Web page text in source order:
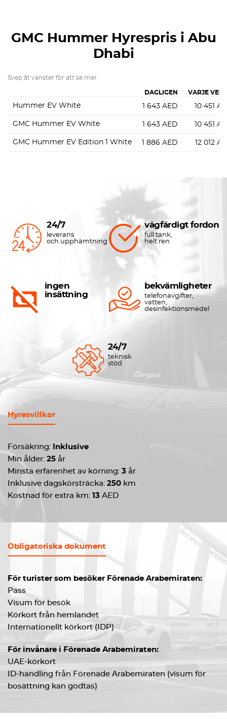
GMC Hummer Hyrespris i Abu
Dhabi
Svep åt vänster för att se mer
DAGLIGEN VARJE
Hummer EV White 1 643 AED 10 451
GMC Hummer EV White 1 643 AED 10 451
GMC Hummer EV Edition 1 White 1 886 AED 12 012
24/7
leverans
och upphämtning
vägfärdigt fordon
full tank,
helt ren
ingen
insättning
bekvämligheter
telefonavgifter,
vatten,
desinfektionsmedel
24/7
teknisk
stöd
Hyresvillkor
Försäkring:
Inklusive
Min ålder: 25 år
Minsta erfarenhet av körning: 3 år
Inklusive dagskörsträcka: 250 km
Kostnad för extra km: 13 AED
Obligatoriska dokument
För turister som besöker Förenade Arabemiraten:
Pass
Visum för besök
Körkort från hemlandet
Internationellt körkort (IDP)
För invånare i Förenade Arabemiraten:
UAE-körkort
ID-handling från Förenade Arabemiraten (visum för
bosättning kan godtas)